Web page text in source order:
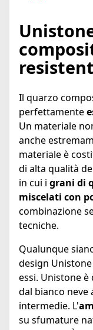
Il quarzo
perfettamente
Un materiale
anche
materiale è
di alta qualità
in cui i grani di
miscelati con
combinazione
tecniche.
Qualunque
design
essi. Unistone
dal bianco neve
intermedie. L'
su sfumature